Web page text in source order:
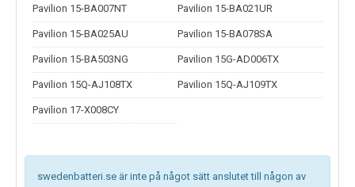
Pavilion 15-BA007NT Pavilion 15-BA021UR
Pavilion 15-BA025AU Pavilion 15-BA078SA
Pavilion 15-BA503NG Pavilion 15G-AD006TX
Pavilion 15Q-AJ108TX Pavilion 15Q-AJ109TX
Pavilion 17-X008CY
swedenbatteri.se är inte på något sätt anslutet till någon av